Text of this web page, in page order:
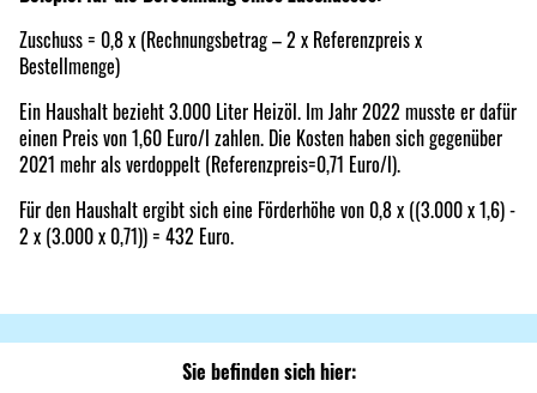
Zuschuss = 0,8 x (Rechnungsbetrag – 2 x Referenzpreis x
Bestellmenge)
Ein Haushalt bezieht 3.000 Liter Heizöl. Im Jahr 2022 musste er dafür
einen Preis von 1,60 Euro/l zahlen. Die Kosten haben sich gegenüber
2021 mehr als verdoppelt (Referenzpreis=0,71 Euro/l).
Für den Haushalt ergibt sich eine Förderhöhe von 0,8 x ((3.000 x 1,6) -
2 x (3.000 x 0,71)) = 432 Euro.
Sie befinden sich hier: